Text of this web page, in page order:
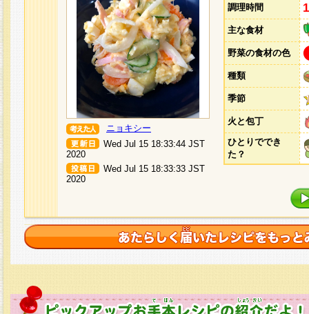
ニョキシー
Wed Jul 15 18:33:44 JST
2020
Wed Jul 15 18:33:33 JST
2020
調理時間
主な食材
野菜の食材の色
種類
季節
火と包丁
ひとりででき
た？